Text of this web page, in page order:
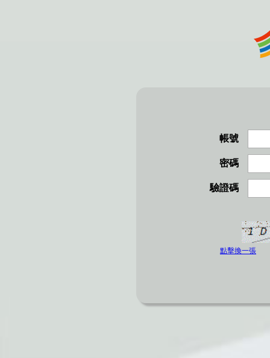
帳號
密碼
驗證碼
點擊換一張